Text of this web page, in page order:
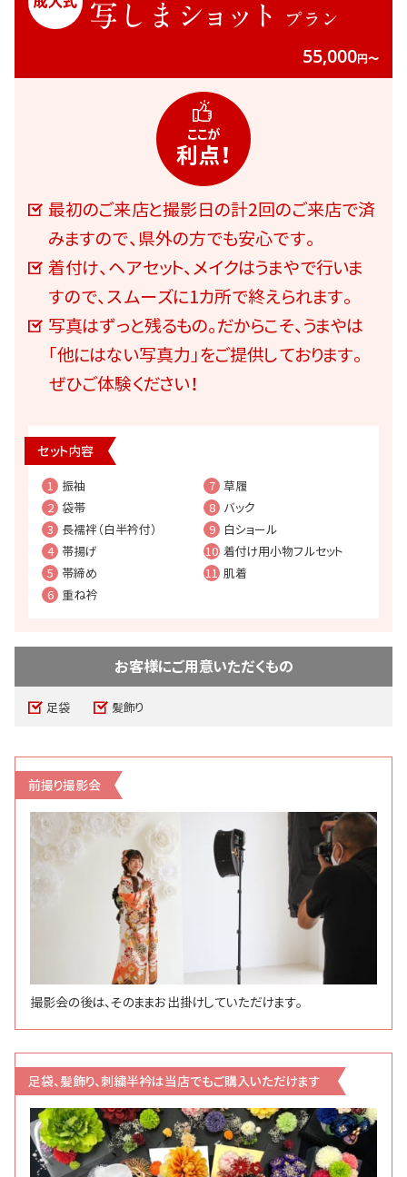
写しま ショット プラン
55,000円〜
ここが
利点！
最初のご来店と撮影日の計2回のご来店で済
みますので、県外の方でも安心です。
着付け、ヘアセット、メイクはうまやで行いま
すので、スムーズに1カ所で終えられます。
写真はずっと残るもの。だからこそ、うまやは
「他にはない写真力」をご提供しております。
ぜひご体験ください！
1
振袖
2 袋帯
3
長襦袢（白半衿付）
4 帯揚げ
5
帯締め
6 重ね衿
7 草履
8 バック
9
白ショール
10 着付け用小物フルセット
11 肌着
セット内容
お客様にご用意いただくもの
足袋 髪飾り
前撮り撮影会
撮影会の後は、そのままお出掛けしていただけます。
足袋、髪飾り、刺繍半衿は当店でもご購入いただけます